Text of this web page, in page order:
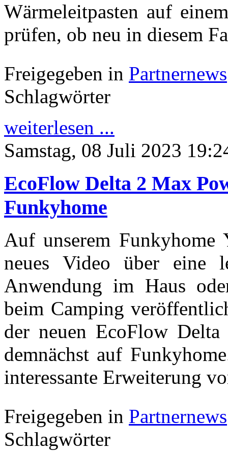
Wärmeleitpasten auf
prüfen, ob neu in diesem
Freigegeben in Partnernews
Schlagwörter
weiterlesen ...
Samstag, 08 Juli 2023
EcoFlow Delta 2 Max
Funkyhome
Auf unserem Funkyhome
neues Video über eine
Anwendung im Haus
beim Camping
der neuen EcoFlow
demnächst auf
interessante Erweiterung
Freigegeben in Partnernews
Schlagwörter